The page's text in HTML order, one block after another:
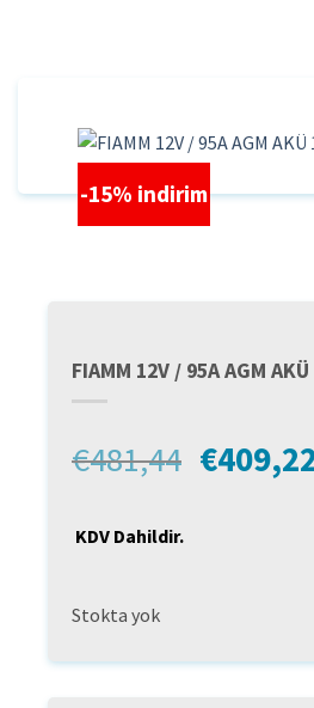
-15% indirim
FIAMM 12V / 95A AGM
€481,44 Orijinal
€
KDV Dahildir.
Stokta yok